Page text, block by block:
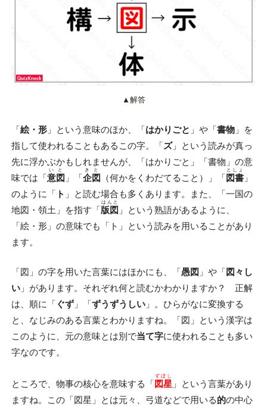
▲解答
「絵・形」という意味のほか、「はかりごと 」や「書物」を
指して使われることもあるこの字。「ズ」という読みが真っ
先に浮かぶかもしれませんが、「はかりごと」「書物」の意
味では「意図
いと
」「企図
きと
（何かをくわだてること）」「 図書
としょ
」
のように「 ト 」と読む場合も多くあります。また、「一国の
地図・領土」を指す「版図
はんと
」という熟語があるように、
「絵・形」の意味でも「ト」という読みを用いることがあり
ます。
「図」の字を用いた言葉にはほかにも、「愚図 」や「 図々し
い」があります。それぞれ何と読むかわかりますか？ 正解
は、順に「 ぐず」「ずうずうしい」。ひらがなに変換する
と、なじみのある言葉とわかりますね。「図」という漢字は
このように、元の意味とは別で当て字に使われることも多い
字なのです。
ところで、物事の核心を意味する「 図星
ずぼし
」という言葉があり
ますね。この「図星」とは元々、弓道などで用いる的の中心